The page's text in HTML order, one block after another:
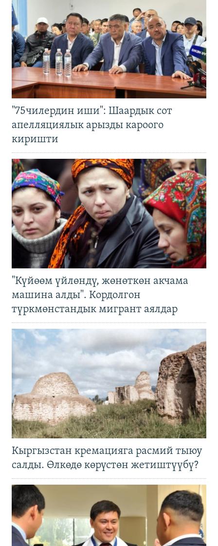
"75чилердин иши": Шаардык сот
апелляциялык арызды кароого
киришти
"Күйөөм үйлөндү, жөнөткөн акчама
машина алды". Кордолгон
түркмөнстандык мигрант аялдар
Кыргызстан кремацияга расмий тыюу
салды. Өлкөдө көрүстөн жетиштүүбү?